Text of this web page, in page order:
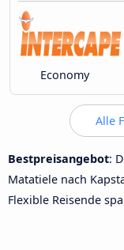
Economy
Alle
Bestpreisangebot:
Matatiele nach
Flexible Reisende